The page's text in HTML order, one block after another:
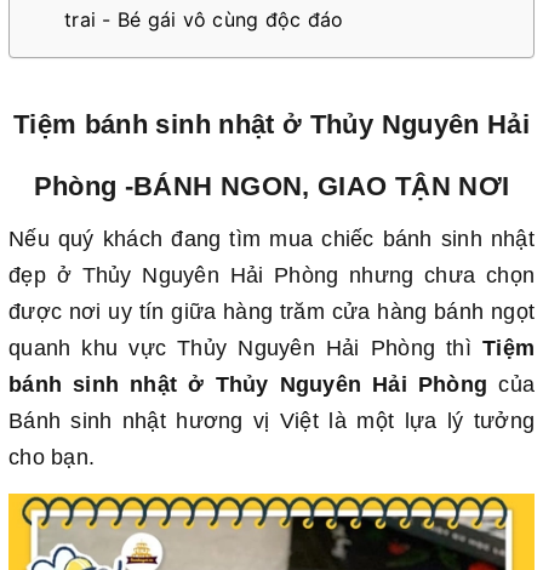
trai - Bé gái vô cùng độc đáo
Tiệm bánh sinh nhật ở Thủy Nguyên Hải
Phòng -BÁNH NGON, GIAO TẬN NƠI
Nếu quý khách đang tìm mua chiếc bánh sinh nhật
đẹp ở Thủy Nguyên Hải Phòng nhưng chưa chọn
được nơi uy tín giữa hàng trăm cửa hàng bánh ngọt
quanh khu vực Thủy Nguyên Hải Phòng thì Tiệm
bánh sinh nhật ở Thủy Nguyên Hải Phòng của
Bánh sinh nhật hương vị Việt là một lựa lý tưởng
cho bạn.